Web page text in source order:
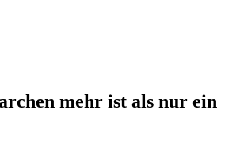
mehr ist als nur ein